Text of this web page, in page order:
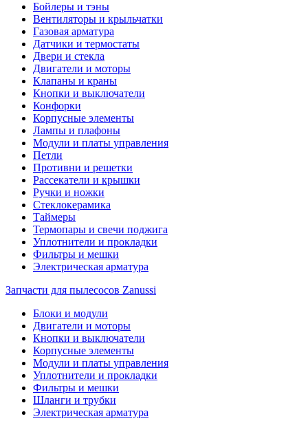
Бойлеры и тэны
Вентиляторы и крыльчатки
Газовая арматура
Датчики и термостаты
Двери и стекла
Двигатели и моторы
Клапаны и краны
Кнопки и выключатели
Конфорки
Корпусные элементы
Лампы и плафоны
Модули и платы управления
Петли
Противни и решетки
Рассекатели и крышки
Ручки и ножки
Стеклокерамика
Таймеры
Термопары и свечи поджига
Уплотнители и прокладки
Фильтры и мешки
Электрическая арматура
Запчасти для пылесосов Zanussi
Блоки и модули
Двигатели и моторы
Кнопки и выключатели
Корпусные элементы
Модули и платы управления
Уплотнители и прокладки
Фильтры и мешки
Шланги и трубки
Электрическая арматура